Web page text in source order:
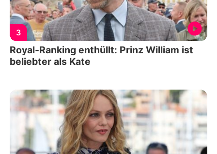
3
Royal-Ranking enthüllt: Prinz William ist
beliebter als Kate